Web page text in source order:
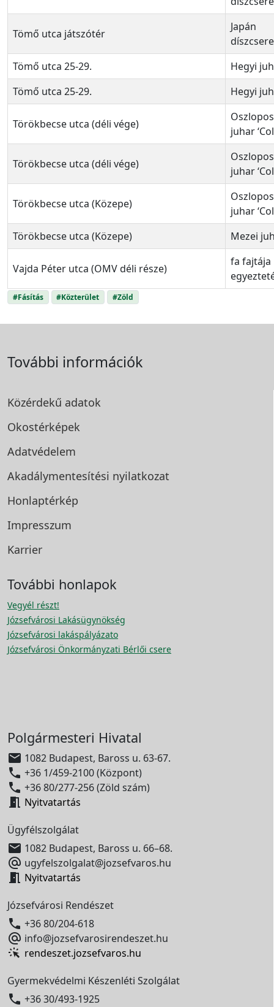
Tömő utca játszótér
Japán
Tömő utca 25-29.
Hegyi
Tömő utca 25-29.
Hegyi
Törökbecse utca (déli vége)
juhar
Törökbecse utca (déli vége)
juhar
Törökbecse utca (Közepe)
juhar
Törökbecse utca (Közepe)
Mezei
Vajda Péter utca (OMV déli része)
fa fajtája
#Fásítás #Közterület #Zöld
További információk
Közérdekű adatok
Okostérképek
Adatvédelem
Akadálymentesítési nyilatkozat
Honlaptérkép
Impresszum
Karrier
További honlapok
Vegyél részt!
Józsefvárosi Lakásügynökség
Józsefvárosi lakáspályázato
Józsefvárosi Önkormányzati Bérlői csere
Polgármesteri Hivatal
 1082 Budapest, Baross u. 63-67.
 +36 1/459-2100 (Központ)
 +36 80/277-256 (Zöld szám)
 Nyitvatartás
Ügyfélszolgálat
 1082 Budapest, Baross u. 66–68.
 ugyfelszolgalat@jozsefvaros.hu
 Nyitvatartás
Józsefvárosi Rendészet
 +36 80/204-618
 info@jozsefvarosirendeszet.hu
rendeszet.jozsefvaros.hu
Gyermekvédelmi Készenléti Szolgálat
 +36 30/493-1925